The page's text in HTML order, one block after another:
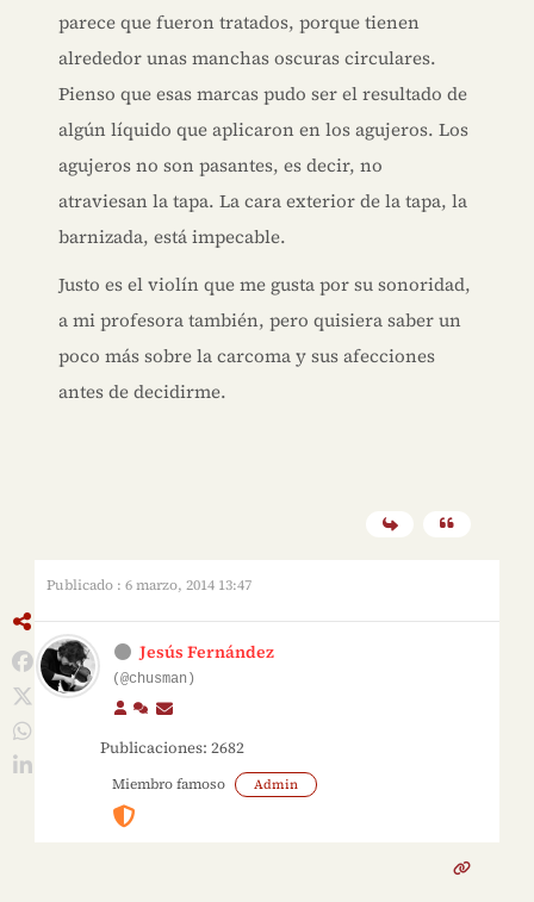
parece que fueron tratados, porque tienen
alrededor unas manchas oscuras circulares.
Pienso que esas marcas pudo ser el resultado de
algún líquido que aplicaron en los agujeros. Los
agujeros no son pasantes, es decir, no
atraviesan la tapa. La cara exterior de la tapa, la
barnizada, está impecable.
Justo es el violín que me gusta por su sonoridad,
a mi profesora también, pero quisiera saber un
poco más sobre la carcoma y sus afecciones
antes de decidirme.
Publicado : 6 marzo, 2014 13:47
Jesús Fernández
(@chusman)
Publicaciones: 2682
Miembro famoso Admin